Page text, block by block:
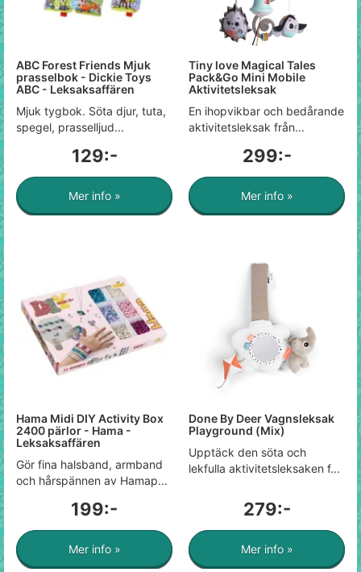
ABC Forest Friends Mjuk
prasselbok - Dickie Toys
ABC - Leksaksaffären
Mjuk tygbok. Söta djur, tuta,
spegel, prasselljud...
129:-
Mer info »
Tiny love Magical Tales
Pack&Go Mini Mobile
Aktivitetsleksak
En ihopvikbar och bedårande
aktivitetsleksak från...
299:-
Mer info »
Hama Midi DIY Activity Box
2400 pärlor - Hama -
Leksaksaffären
Gör fina halsband, armband
och hårspännen av Hamap...
199:-
Mer info »
Done By Deer Vagnsleksak
Playground (Mix)
Upptäck den söta och
lekfulla aktivitetsleksaken f...
279:-
Mer info »